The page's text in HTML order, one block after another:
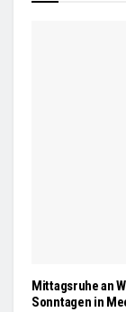
Mittagsruhe an
Sonntagen in